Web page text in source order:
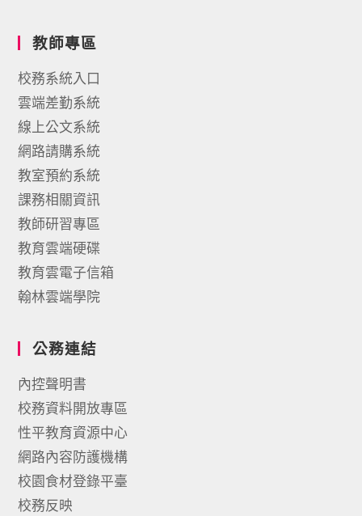
教師專區
校務系統入口
雲端差勤系統
線上公文系統
網路請購系統
教室預約系統
課務相關資訊
教師研習專區
教育雲端硬碟
教育雲電子信箱
翰林雲端學院
公務連結
內控聲明書
校務資料開放專區
性平教育資源中心
網路內容防護機構
校園食材登錄平臺
校務反映